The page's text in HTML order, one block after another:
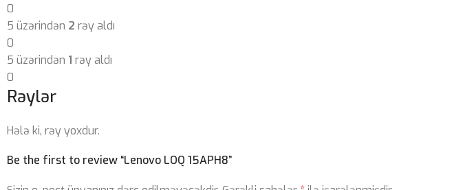
0
5 üzərindən 2 rəy aldı
0
5 üzərindən 1 rəy aldı
0
Rəylər
Hələ ki, rəy yoxdur.
Be the first to review “Lenovo LOQ 15APH8”